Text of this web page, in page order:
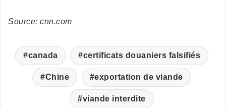
Source: cnn.com
canada certificats douaniers falsifiés
Chine exportation de viande
viande interdite